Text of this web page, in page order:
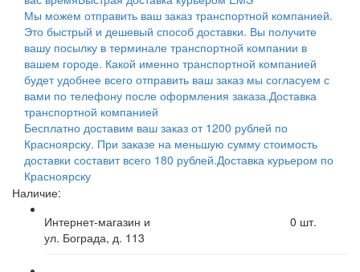
Мы можем отправить ваш заказ транспортной компанией.
Это быстрый и дешевый способ доставки. Вы получите
вашу посылку в терминале транспортной компании в
вашем городе. Какой именно транспортной компанией
будет удобнее всего отправить ваш заказ мы согласуем с
вами по телефону после оформления заказа.Доставка
транспортной компанией
Бесплатно доставим ваш заказ от 1200 рублей по
Красноярску. При заказе на меньшую сумму стоимость
доставки составит всего 180 рублей.Доставка курьером по
Красноярску
Наличие:
Интернет-магазин и
ул. Бограда, д. 113
0 шт.